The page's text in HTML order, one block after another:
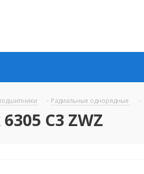
- Радиальные однорядные -
C3 ZWZ